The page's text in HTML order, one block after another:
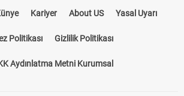
Kariyer About US Yasal Uyarı
Politikası Gizlilik Politikası
Aydınlatma Metni Kurumsal